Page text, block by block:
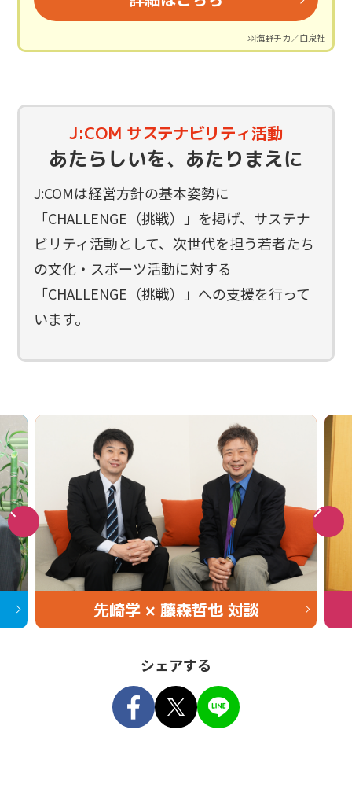
2024/9/4 ご案内
中国大会にご当選された方へ当選のご案内をお送りし
関西大会の結果速報を掲載しました。
2024/8/27
関東大会にご当選された方へ当選のご案内をお送りし
ました。
2024/8/19
東北大会の結果速報を掲載しました。
2024/8/6 ご案内
関西大会にご当選された方へ当選のご案内をお送りし
ました。
2024/7/27 J:COM賞
山川 泰熙四段へ「J:COM賞」を贈呈しました。
羽海野チカ／白泉社
J:COM サステナビリティ活動
あたらしいを、あたりまえに
J:COMは経営方針の基本姿勢に
「CHALLENGE（挑戦）」を掲げ、サステナ
ビリティ活動として、次世代を担う若者たち
の文化・スポーツ活動に対する
「CHALLENGE（挑戦）」への支援を行って
います。
先崎学 × 藤森哲也 対談
シェアする
FacebookTweetLINE